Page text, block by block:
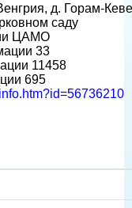
д. Горам-
саду
ЦАМО
33
11458
695